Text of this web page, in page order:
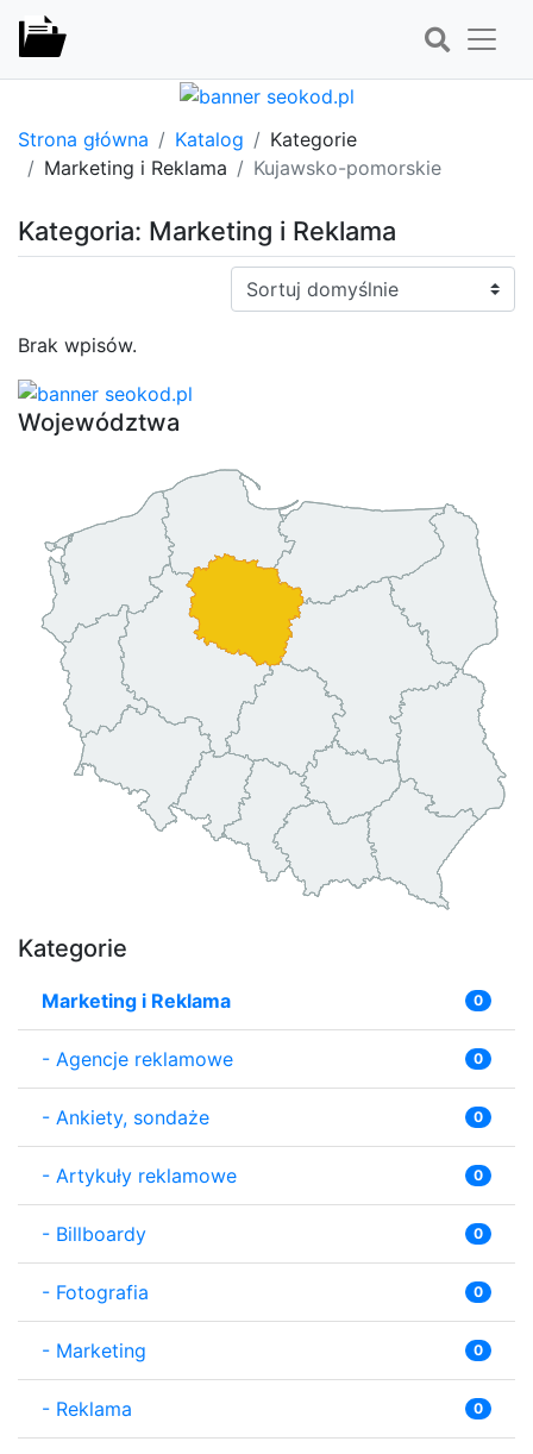
Strona główna Katalog
Kategorie
Marketing i Reklama
Kujawsko-pomorskie
Kategoria: Marketing i Reklama
Sortuj:
Brak wpisów.
Województwa
Kategorie
Marketing i Reklama 0
- Agencje reklamowe 0
- Ankiety, sondaże 0
- Artykuły reklamowe 0
- Billboardy 0
- Fotografia 0
- Marketing 0
- Reklama 0